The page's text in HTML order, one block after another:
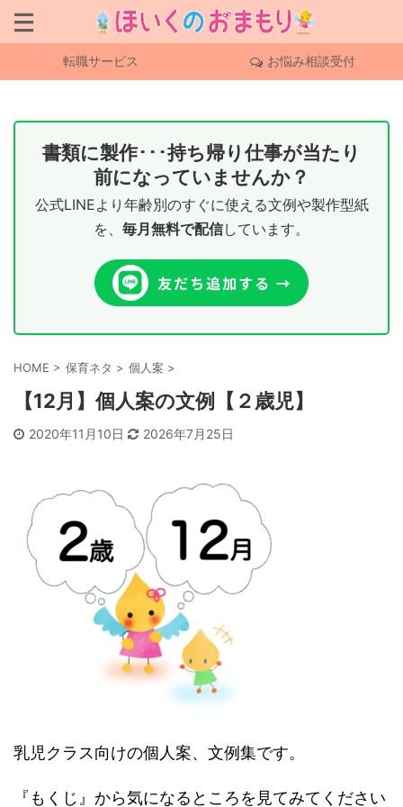
転職サービス お悩み相談受付
書類に製作･･･持ち帰り仕事が当たり
前になっていませんか？
公式LINEより年齢別のすぐに使える文例や製作型紙
を、 毎月無料で配信しています。
HOME > 保育ネタ > 個人案 >
【12月】個人案の文例【２歳児】
2020年11月10日 2026年7月25日
乳児クラス向けの個人案、文例集です。
『もくじ』から気になるところを見てみてください